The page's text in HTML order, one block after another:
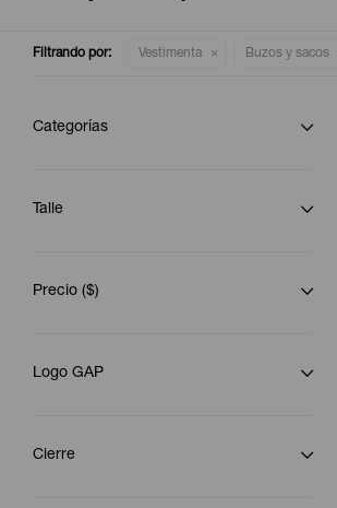
Filtrando por: Vestimenta Buzos y sacos
Categorías
Talle
Precio ($)
Logo GAP
Cierre